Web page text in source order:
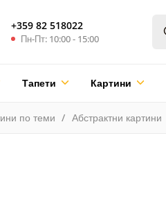
+359 82 518022
Пн-Пт: 10:00 - 15:00
Тапети Картини
по теми Абстрактни картини